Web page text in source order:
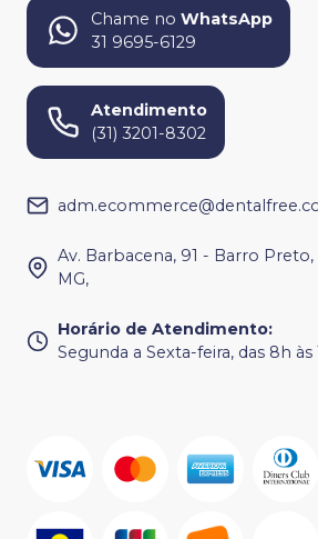
Chame no WhatsApp
31 9695-6129
Atendimento
(31) 3201-8302
Av. Barbacena, 91 - Barro
MG,
Horário de Atendimento:
Segunda a Sexta-feira, das 8h às